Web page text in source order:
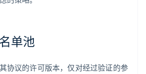
单池
协议的许可版本，仅对经过验证的参